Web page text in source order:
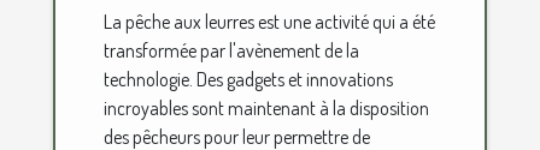
La pêche aux leurres est une activité qui a été
transformée par l'avènement de la
technologie. Des gadgets et innovations
incroyables sont maintenant à la disposition
des pêcheurs pour leur permettre de